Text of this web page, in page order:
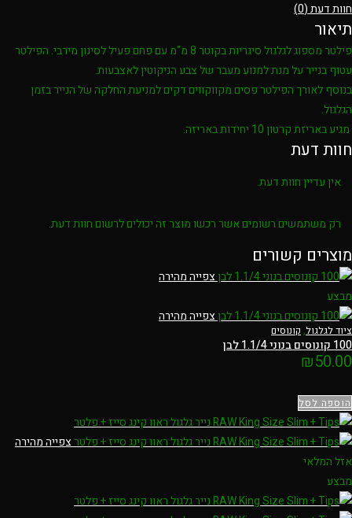
חוות דעת (0)
תיאור
פילטר מספוג לגלגול סיגריות בקוטר 8 מ"מ עם פחם פעיל לסינון מירבי. הפילטר
עטוף בנייר על מנת למנוע מעבר של צבע הניקוטין לאצבעות.
בנוסף לאורך הפילטר פסים מקווקווים דקים למניעת החלקה של הנייר בזמן
הגלגול.
מגיע באריזת קרטון 10 יחידות באריזה.
חוות דעת
אין עדיין חוות דעת.
רק משתמשים רשומים אשר רכשו מוצר זה יכולים לרשום חוות דעת.
מוצרים קשורים
צפייה מהירה
מבצע
צפייה מהירה
ציוד לגלגול, קונוסים
100 קונוסים בנוני 1.1/4 לבן
₪50.00
הוספה לסל
צפייה מהירה
אזל המלאי
מבצע